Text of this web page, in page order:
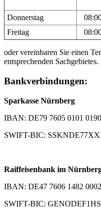
Donnerstag
Freitag
oder vereinbaren Sie einen
entsprechenden Sachgebietes.
Bankverbindungen:
Sparkasse Nürnberg
IBAN: DE79 7605 0101
SWIFT-BIC:
Raiffeisenbank im
IBAN: DE47 7606 1482
SWIFT-BIC: